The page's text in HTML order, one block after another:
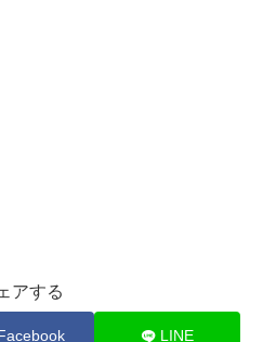
アする
LINE